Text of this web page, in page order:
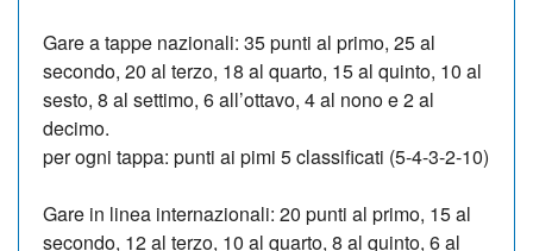
Gare a tappe nazionali: 35 punti al primo, 25 al
secondo, 20 al terzo, 18 al quarto, 15 al quinto, 10 al
sesto, 8 al settimo, 6 all’ottavo, 4 al nono e 2 al
decimo.
per ogni tappa: punti ai pimi 5 classificati (5-4-3-2-10)
Gare in linea internazionali: 20 punti al primo, 15 al
secondo, 12 al terzo, 10 al quarto, 8 al quinto, 6 al